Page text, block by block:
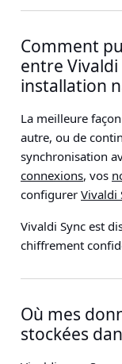
Comment
entre
installation
La meilleure
autre, ou de
synchronisation
connexions, vos
configurer Vivaldi
Vivaldi Sync est
chiffrement
Où mes
stockées